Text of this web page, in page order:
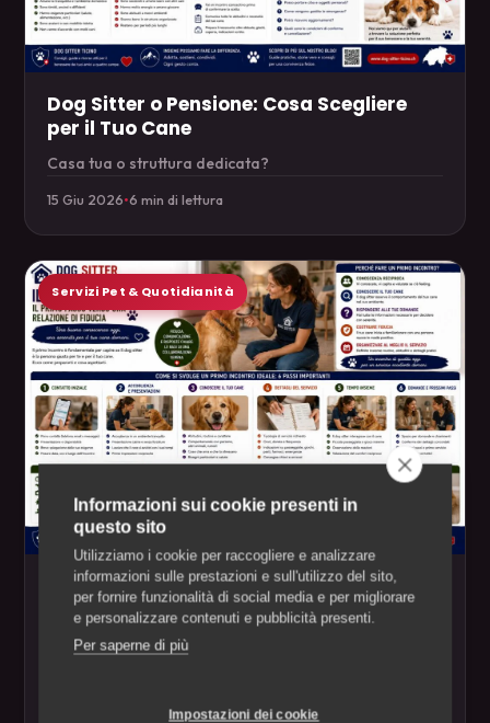
Dog Sitter o Pensione: Cosa Scegliere
per il Tuo Cane
Casa tua o struttura dedicata?
15 Giu 2026•6 min di lettura
Servizi Pet & Quotidianità
Il Primo Incontro col Dog Sitter: Cosa
Concordare
Abitudini, comandi, alimentazione ed emergenze: cosa
6 min di lettura
Informazioni sui cookie presenti in
questo sito
Utilizziamo i cookie per raccogliere e analizzare
informazioni sulle prestazioni e sull'utilizzo del sito,
per fornire funzionalità di social media e per migliorare
e personalizzare contenuti e pubblicità presenti.
Per saperne di più
Impostazioni dei cookie